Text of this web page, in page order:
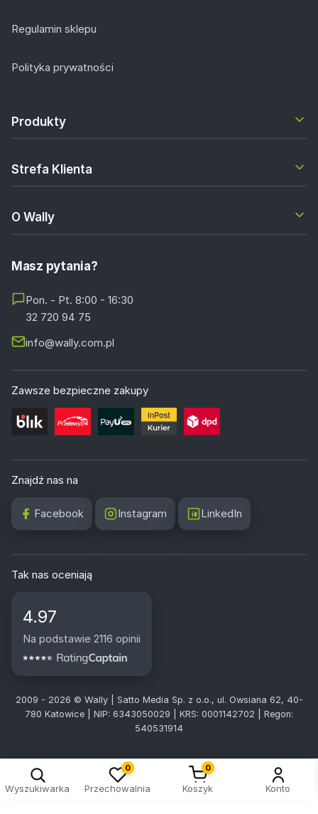
Regulamin sklepu
Polityka prywatności
Produkty
Strefa Klienta
O Wally
Masz pytania?
Pon. - Pt. 8:00 - 16:30
32 720 94 75
info@wally.com.pl
Zawsze bezpieczne zakupy
Znajdź nas na
Facebook Instagram LinkedIn
Tak nas oceniają
4.97
Na podstawie 2116 opinii
2009 - 2026 © Wally | Satto Media Sp. z o.o., ul. Owsiana 62, 40-
780 Katowice | NIP: 6343050029 | KRS: 0001142702 | Regon:
540531914
Wyszukiwarka
0
Przechowalnia
0
Koszyk Konto